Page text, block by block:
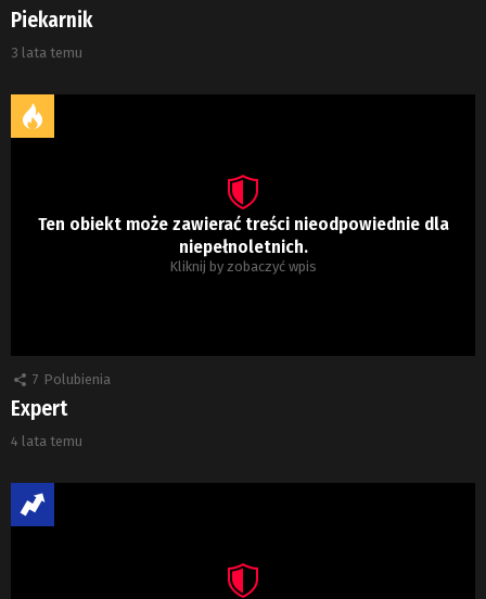
Piekarnik
3 lata temu
Ten obiekt może zawierać treści nieodpowiednie dla
niepełnoletnich.
Kliknij by zobaczyć wpis
7 Polubienia
Expert
4 lata temu